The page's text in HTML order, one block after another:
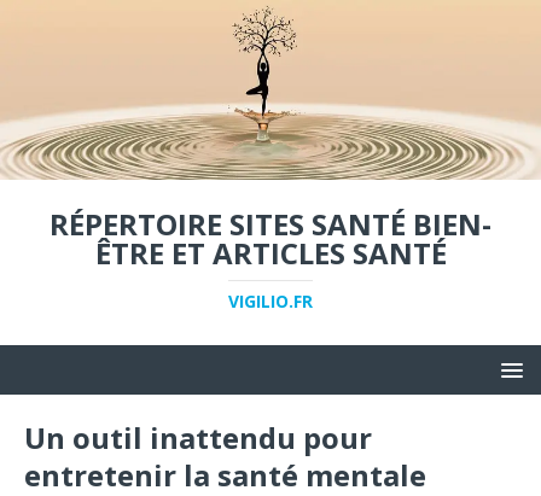
RÉPERTOIRE SITES SANTÉ BIEN-
ÊTRE ET ARTICLES SANTÉ
VIGILIO.FR
Un outil inattendu pour
entretenir la santé mentale